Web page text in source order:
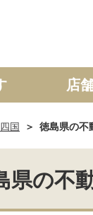
ンション
店
国 徳島県の不
県の不